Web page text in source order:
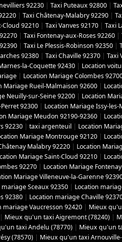
92230 | Taxi Puteaux 92800 |
| Taxi Châtenay-Malabry 92290 |
Cloud 92210 | Taxi Vanves 92170 | Taxi
| Taxi Fontenay-aux-Roses 92260 |
| Taxi Le Plessis-Robinson 92350 |
92380 | Taxi Chaville 92370 | Taxi
la-Coquette 92430 | Location
| Location Mariage Colombes
Mariage Rueil-Malmaison 92600 |
Neuilly-sur-Seine 92200 | Location
92300 | Location Mariage Issy-
Mariage Meudon 92190-92360 |
92230 | taxi argenteuil | Location
Mariage Montrouge 92120 |
Malabry 92220 | Location
Mariage Saint-Cloud 92210 |
92270 | Location Mariage
Mariage Villeneuve-la-Garenne
mariage Sceaux 92350 | Location
92380 | Location mariage Chaville
mariage Vaucresson 92420 | Mieux
| Mieux qu'un taxi Aigremont (78240) |
taxi Andelu (78770) | Mieux qu'un
(78570) | Mieux qu'un taxi